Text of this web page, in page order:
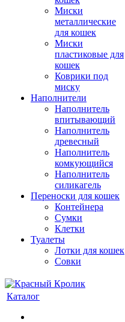
Миски
металлические
для кошек
Миски
пластиковые для
кошек
Коврики под
миску
Наполнители
Наполнитель
впитывающий
Наполнитель
древесный
Наполнитель
комкующийся
Наполнитель
силикагель
Переноски для кошек
Контейнера
Сумки
Клетки
Туалеты
Лотки для кошек
Совки
Каталог